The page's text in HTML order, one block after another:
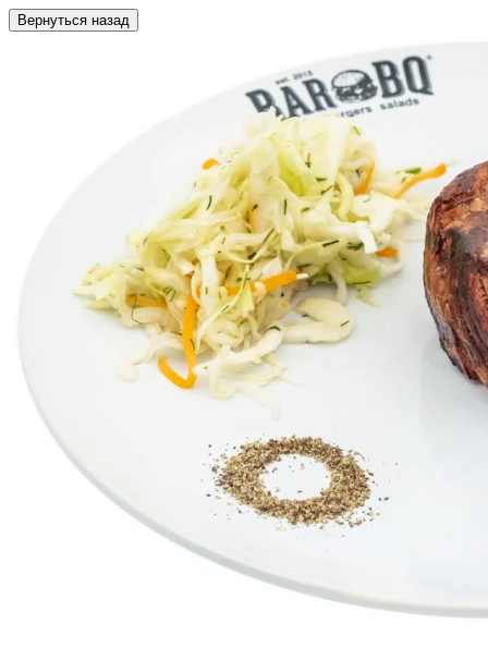
Вернуться назад